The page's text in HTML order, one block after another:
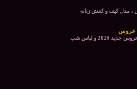
، مدل کیف و کفش زنانه
عروس
2020 و لباس شب